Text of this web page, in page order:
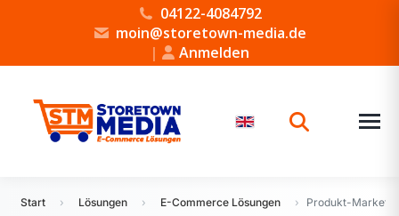
04122-4084792
moin@storetown-media.de
|
Anmelden
Start › Lösungen › E-Commerce Lösungen › Produkt-